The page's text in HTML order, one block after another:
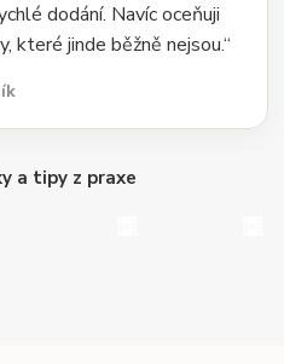
dodání. Navíc oceňuji
které jinde běžně nejsou.“
a tipy z praxe